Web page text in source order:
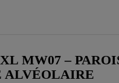
MW07 –
ALVÉOLAIRE